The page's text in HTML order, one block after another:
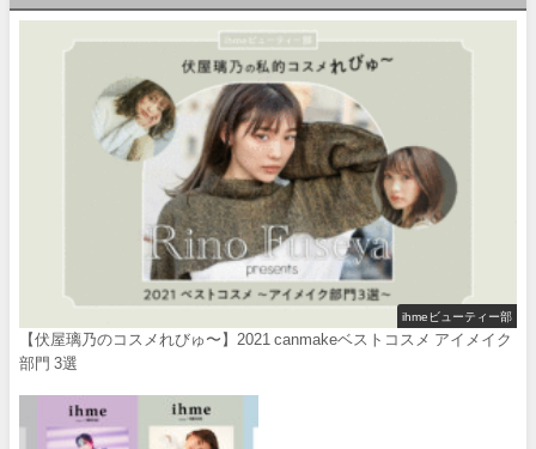
ihmeビューティー部
【伏屋璃乃のコスメれびゅ〜】2021 canmakeベストコスメ アイメイク
部門 3選